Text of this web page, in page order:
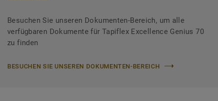
Besuchen Sie unseren Dokumenten-Bereich, um alle
verfügbaren Dokumente für Tapiflex Excellence Genius 70
zu finden
BESUCHEN SIE UNSEREN DOKUMENTEN-BEREICH